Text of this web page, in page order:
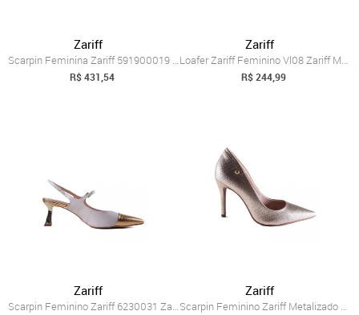
Zariff
Scarpin Feminina Zariff 591900019 Zariff Off-white
R$ 431,54
Zariff
Loafer Zariff Feminino Vl08 Zariff Marrom
R$ 244,99
Zariff
Scarpin Feminino Zariff 6230031 Zariff Bege
Zariff
Scarpin Feminino Zariff Metalizado 9430-...